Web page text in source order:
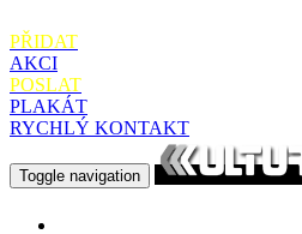
PŘIDAT
AKCI
POSLAT
PLAKÁT
RYCHLÝ KONTAKT
Toggle navigation